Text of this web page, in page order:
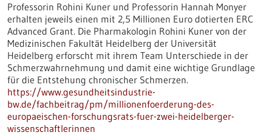
Professorin Rohini Kuner und Professorin Hannah Monyer
erhalten jeweils einen mit 2,5 Millionen Euro dotierten ERC
Advanced Grant. Die Pharmakologin Rohini Kuner von der
Medizinischen Fakultät Heidelberg der Universität
Heidelberg erforscht mit ihrem Team Unterschiede in der
Schmerzwahrnehmung und damit eine wichtige Grundlage
für die Entstehung chronischer Schmerzen.
https://www.gesundheitsindustrie-
bw.de/fachbeitrag/pm/millionenfoerderung-des-
europaeischen-forschungsrats-fuer-zwei-heidelberger-
wissenschaftlerinnen